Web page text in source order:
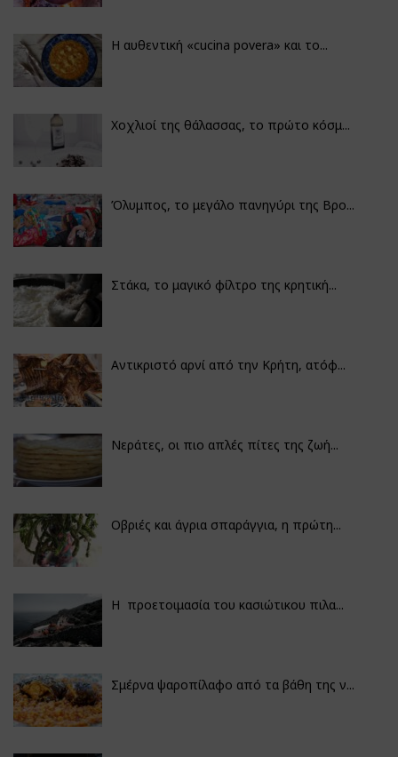
Η αυθεντική «cucina povera» και το...
Χοχλιοί της θάλασσας, το πρώτο κόσμ...
Όλυμπος, το μεγάλο πανηγύρι της Βρο...
Στάκα, το μαγικό φίλτρο της κρητική...
Αντικριστό αρνί από την Κρήτη, ατόφ...
Νεράτες, οι πιο απλές πίτες της ζωή...
Οβριές και άγρια σπαράγγια, η πρώτη...
Η προετοιμασία του κασιώτικου πιλα...
Σμέρνα ψαροπίλαφο από τα βάθη της ν...